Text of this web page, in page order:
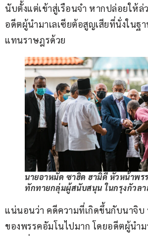
นับตั้งแต่เข้าสู่เรือนจำ หากปล่อยให้ล่
อดีตผู้นำมาเลเซียต้อสูญเสียที่นั่งในฐ
แทนราษฎรด้วย
นายอาหมัด ซาฮิด ฮามิดี หัวหน้าพร
ทักทายกลุ่มผู้สนับสนุน ในกรุงกัวลา
แน่นอนว่า คดีความที่เกิดขึ้นกับนาจิ
ของพรรคอัมโนไปมาก โดยอดีตผู้นำม